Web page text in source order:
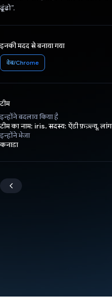
ढूंढो”.
इनकी मदद से बनाया गया
वेब/Chrome
टीम
इन्होंने बदलाव किया है
टीम का नाम: iris. सदस्य: ऐंडी फ़ज़्ल्यू,
इन्होंने भेजा
कनाडा